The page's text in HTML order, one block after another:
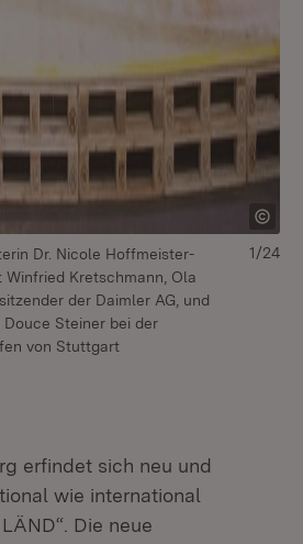
Dr. Nicole Hoffmeister-
Kretschmann, Ola
der Daimler AG, und
Steiner bei der
von Stuttgart
1/24
erfindet sich neu und
wie international
Die neue